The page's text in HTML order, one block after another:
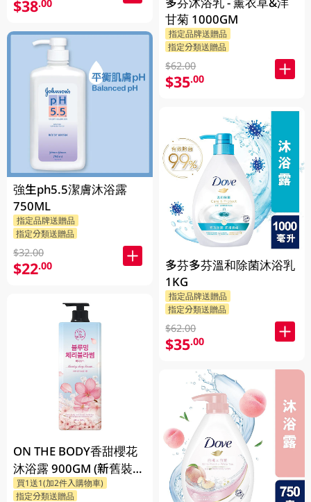
$38.00
強生ph5.5潔膚沐浴露
750ML
指定品牌送贈品
指定分類送贈品
$32.00
$22.00
ON THE BODY香甜櫻花
沐浴露 900GM (新舊裝隨
機發貨)
買1送1(加2件入購物車)
指定分類送贈品
甘菊 1000GM
指定品牌送贈品
指定分類送贈品
$62.00
$35.00
多芬多芬溫和除菌沐浴乳
1KG
指定品牌送贈品
指定分類送贈品
$62.00
$35.00